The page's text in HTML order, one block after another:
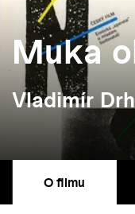
Muka
Vladimír
O filmu